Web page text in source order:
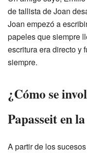
de tallista de Joan
Joan empezó a
papeles que siempre
escritura era directo y
siempre.
¿Cómo se
Papasseit en
A partir de los